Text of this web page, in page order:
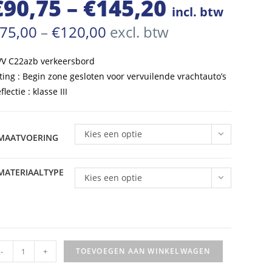
90,75 – €145,20Prijsklasse:
incl. btw
– €120,00 Prijsklasse:
€75,00
excl. btw
C22azb verkeersbord
: Begin zone gesloten voor vervuilende vrachtauto’s
: klasse III
Kies een optie
Kies een optie
- + TOEVOEGEN AAN WINKELWAGEN